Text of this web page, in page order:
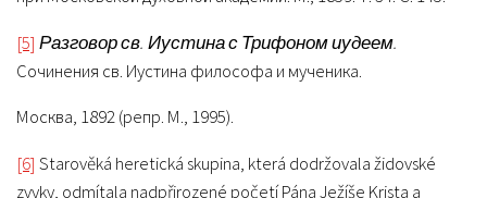
[5] Разговор св. Иустина с Трифоном иудеем.
Сочинения св. Иустина философа и мученика.
Москва, 1892 (репр. М., 1995).
[6] Starověká heretická skupina, která dodržovala židovské
zvyky, odmítala nadpřirozené početí Pána Ježíše Krista a